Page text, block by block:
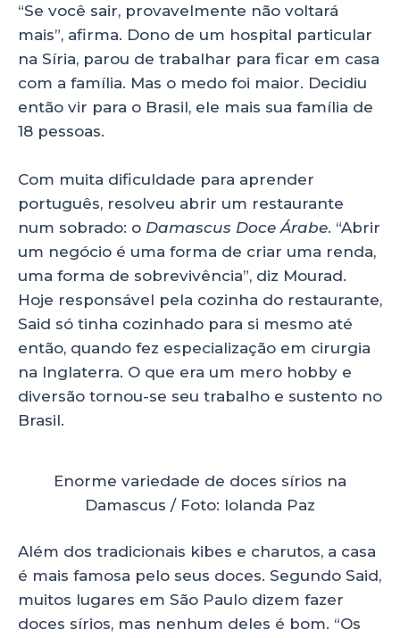
“Se você sair, provavelmente não voltará
mais”, afirma. Dono de um hospital particular
na Síria, parou de trabalhar para ficar em casa
com a família. Mas o medo foi maior. Decidiu
então vir para o Brasil, ele mais sua família de
18 pessoas.
Com muita dificuldade para aprender
português, resolveu abrir um restaurante
num sobrado: o Damascus Doce Árabe. “Abrir
um negócio é uma forma de criar uma renda,
uma forma de sobrevivência”, diz Mourad.
Hoje responsável pela cozinha do restaurante,
Said só tinha cozinhado para si mesmo até
então, quando fez especialização em cirurgia
na Inglaterra. O que era um mero hobby e
diversão tornou-se seu trabalho e sustento no
Brasil.
Enorme variedade de doces sírios na
Damascus / Foto: Iolanda Paz
Além dos tradicionais kibes e charutos, a casa
é mais famosa pelo seus doces. Segundo Said,
muitos lugares em São Paulo dizem fazer
doces sírios, mas nenhum deles é bom. “Os